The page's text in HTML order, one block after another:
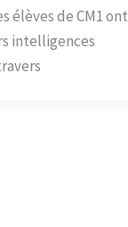
élèves de CM1 ont
intelligences